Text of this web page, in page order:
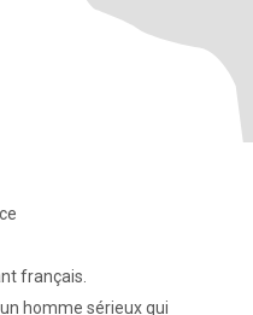
français.
homme sérieux qui